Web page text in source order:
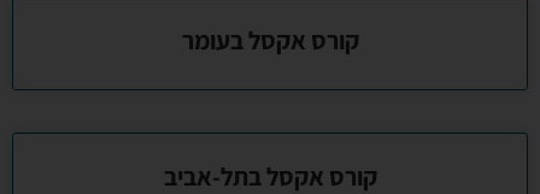
קורס אקסל בעומר
קורס אקסל בתל-אביב